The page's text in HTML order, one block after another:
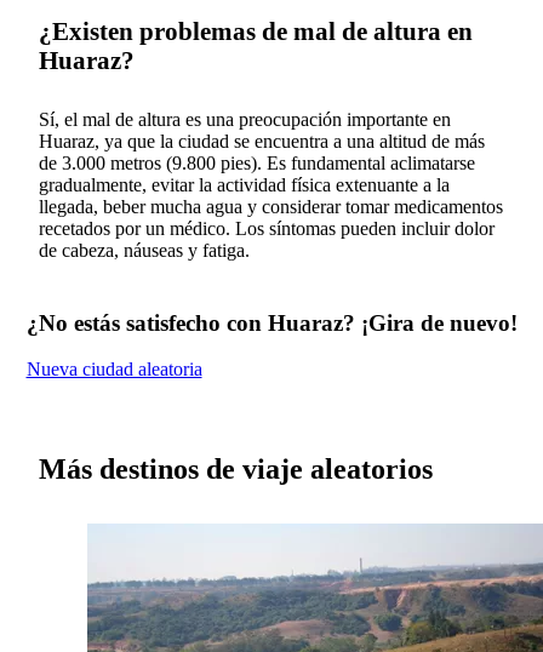
¿Existen problemas de mal de altura en
Huaraz?
Sí, el mal de altura es una preocupación importante en
Huaraz, ya que la ciudad se encuentra a una altitud de más
de 3.000 metros (9.800 pies). Es fundamental aclimatarse
gradualmente, evitar la actividad física extenuante a la
llegada, beber mucha agua y considerar tomar medicamentos
recetados por un médico. Los síntomas pueden incluir dolor
de cabeza, náuseas y fatiga.
¿No estás satisfecho con Huaraz? ¡Gira de nuevo!
Nueva ciudad aleatoria
Más destinos de viaje aleatorios